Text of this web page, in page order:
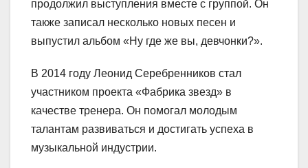
продолжил выступления вместе с группой. Он
также записал несколько новых песен и
выпустил альбом «Ну где же вы, девчонки?».
В 2014 году Леонид Серебренников стал
участником проекта «Фабрика звезд» в
качестве тренера. Он помогал молодым
талантам развиваться и достигать успеха в
музыкальной индустрии.